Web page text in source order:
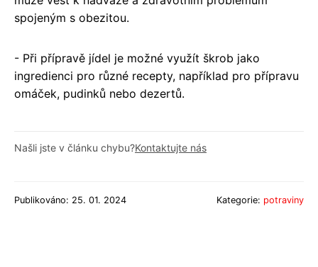
spojeným s obezitou.
- Při přípravě jídel je možné využít škrob jako
ingredienci pro různé recepty, například pro přípravu
omáček, pudinků nebo dezertů.
Našli jste v článku chybu?Kontaktujte nás
Publikováno: 25. 01. 2024 Kategorie: potraviny